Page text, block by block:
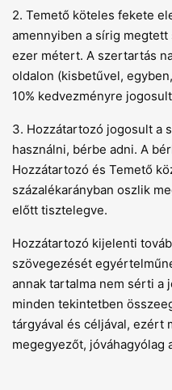
2. Temető köteles fekete
amennyiben a sírig megtett
ezer métert. A szertartás
oldalon (kisbetűvel,
10% kedvezményre
3. Hozzátartozó jogosult a
használni, bérbe adni. A
Hozzátartozó és Temető
százalékarányban oszlik
előtt tisztelegve.
Hozzátartozó kijelenti
szövegezését
annak tartalma nem sérti a
minden tekintetben
tárgyával és céljával, ezért
megegyezőt, jóváhagyólag